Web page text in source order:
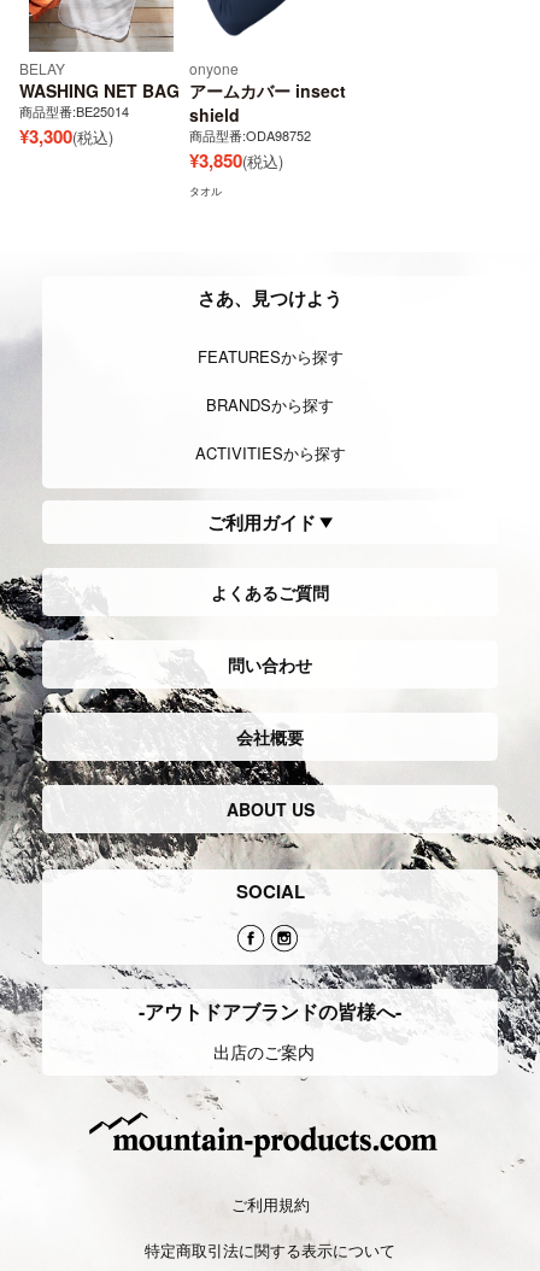
BELAY
WASHING NET BAG
商品型番:BE25014
¥3,300(税込)
onyone
アームカバー insect
shield
商品型番:ODA98752
¥3,850(税込)
タオル
さあ、見つけよう
FEATURESから探す
BRANDSから探す
ACTIVITIESから探す
ご利用ガイド
よくあるご質問
問い合わせ
会社概要
ABOUT US
SOCIAL
-アウトドアブランドの皆様へ-
出店のご案内
ご利用規約
特定商取引法に関する表示について